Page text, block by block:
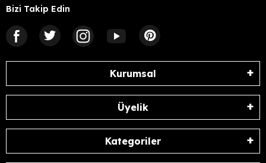
Bizi Takip Edin
Kurumsal
Üyelik
Kategoriler